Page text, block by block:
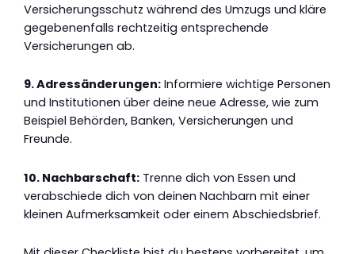
Versicherungsschutz während des Umzugs und kläre
gegebenenfalls rechtzeitig entsprechende
Versicherungen ab.
9. Adressänderungen: Informiere wichtige Personen
und Institutionen über deine neue Adresse, wie zum
Beispiel Behörden, Banken, Versicherungen und
Freunde.
10. Nachbarschaft: Trenne dich von Essen und
verabschiede dich von deinen Nachbarn mit einer
kleinen Aufmerksamkeit oder einem Abschiedsbrief.